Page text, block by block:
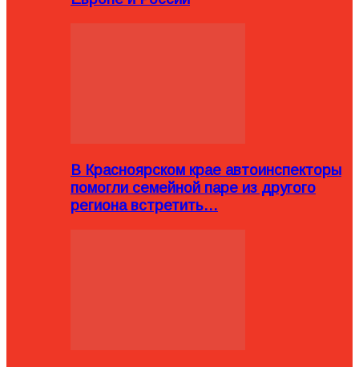
В Красноярском крае автоинспекторы
помогли семейной паре из другого
региона встретить…